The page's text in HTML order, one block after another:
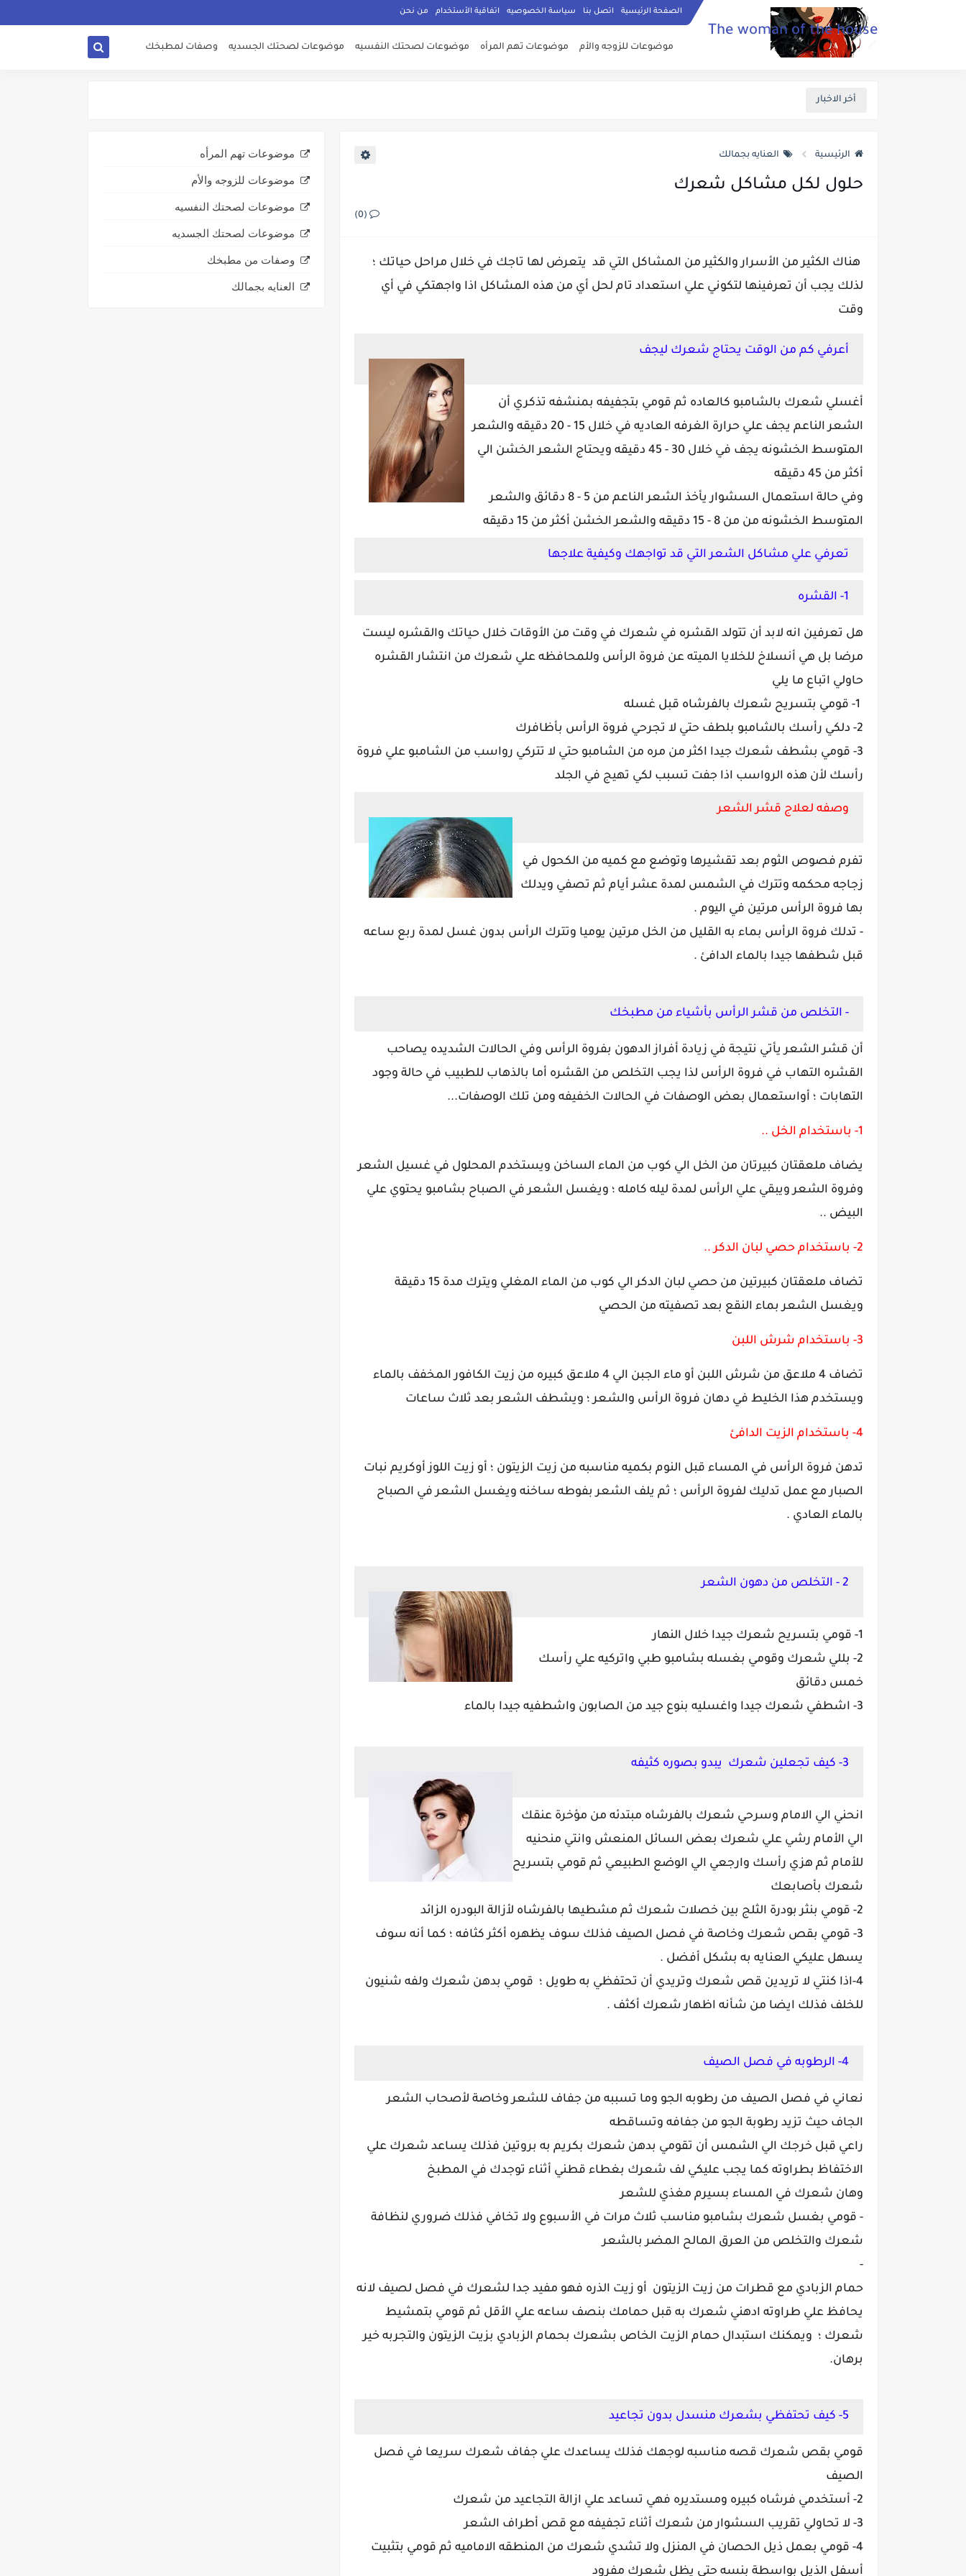
الصفحة الرئيسية اتصل بنا سياسة الخصوصيه اتفاقية الأستخدام من نحن
The woman of the house
موضوعات للزوجه والأم موضوعات تهم المرأه موضوعات لصحتك النفسيه موضوعات لصحتك الجسديه وصفات لمطبخك
أخر الاخبار
الرئيسية العنايه بجمالك
حلول لكل مشاكل شعرك
(0)
هناك الكثير من الأسرار والكثير من المشاكل التي قد يتعرض لها تاجك في خلال مراحل حياتك ؛
لذلك يجب أن تعرفينها لتكوني علي استعداد تام لحل أي من هذه المشاكل اذا واجهتكي في أي
وقت
أعرفي كم من الوقت يحتاج شعرك ليجف
أغسلي شعرك بالشامبو كالعاده ثم قومي بتجفيفه بمنشفه تذكري أن
الشعر الناعم يجف علي حرارة الغرفه العاديه في خلال 15 - 20 دقيقه والشعر
المتوسط الخشونه يجف في خلال 30 - 45 دقيقه ويحتاج الشعر الخشن الي
أكثر من 45 دقيقه
وفي حالة استعمال السشوار يأخذ الشعر الناعم من 5 - 8 دقائق والشعر
المتوسط الخشونه من من 8 - 15 دقيقه والشعر الخشن أكثر من 15 دقيقه
تعرفي علي مشاكل الشعر التي قد تواجهك وكيفية علاجها
1- القشره
هل تعرفين انه لابد أن تتولد القشره في شعرك في وقت من الأوقات خلال حياتك والقشره ليست
مرضا بل هي أنسلاخ للخلايا الميته عن فروة الرأس وللمحافظه علي شعرك من انتشار القشره
حاولي اتباع ما يلي
2- دلكي رأسك بالشامبو بلطف حتي لا تجرحي فروة الرأس بأظافرك
3- قومي بشطف شعرك جيدا اكثر من مره من الشامبو حتي لا تتركي رواسب من الشامبو علي فروة
رأسك لأن هذه الرواسب اذا جفت تسبب لكي تهيج في الجلد
وصفه لعلاج قشر الشعر
تفرم فصوص الثوم بعد تقشيرها وتوضع مع كميه من الكحول في
زجاجه محكمه وتترك في الشمس لمدة عشر أيام ثم تصفي ويدلك
بها فروة الرأس مرتين في اليوم .
- تدلك فروة الرأس بماء به القليل من الخل مرتين يوميا وتترك الرأس بدون غسل لمدة ربع ساعه
قبل شطفها جيدا بالماء الدافئ .
- التخلص من قشر الرأس بأشياء من مطبخك
أن قشر الشعر يأتي نتيجة في زيادة أفراز الدهون بفروة الرأس وفي الحالات الشديده يصاحب
القشره التهاب في فروة الرأس لذا يجب التخلص من القشره أما بالذهاب للطبيب في حالة وجود
التهابات ؛ أواستعمال بعض الوصفات في الحالات الخفيفه ومن تلك الوصفات...
1- باستخدام الخل ..
يضاف ملعقتان كبيرتان من الخل الي كوب من الماء الساخن ويستخدم المحلول في غسيل الشعر
وفروة الشعر ويبقي علي الرأس لمدة ليله كامله ؛ ويغسل الشعر في الصباح بشامبو يحتوي علي
البيض ..
2- باستخدام حصي لبان الدكر ..
تضاف ملعقتان كبيرتين من حصي لبان الدكر الي كوب من الماء المغلي ويترك مدة 15 دقيقة
ويغسل الشعر بماء النقع بعد تصفيته من الحصي
3- باستخدام شرش اللبن
تضاف 4 ملاعق من شرش اللبن أو ماء الجبن الي 4 ملاعق كبيره من زيت الكافور المخفف بالماء
ويستخدم هذا الخليط في دهان فروة الرأس والشعر ؛ ويشطف الشعر بعد ثلاث ساعات
4- باستخدام الزيت الدافئ
تدهن فروة الرأس في المساء قبل النوم بكميه مناسبه من زيت الزيتون ؛ أو زيت اللوز أوكريم نبات
الصبار مع عمل تدليك لفروة الرأس ؛ ثم يلف الشعر بفوطه ساخنه ويغسل الشعر في الصباح
بالماء العادي .
2 - التخلص من دهون الشعر
1- قومي بتسريح شعرك جيدا خلال النهار
2- بللي شعرك وقومي بغسله بشامبو طبي واتركيه علي رأسك
خمس دقائق
3- اشطفي شعرك جيدا واغسليه بنوع جيد من الصابون واشطفيه جيدا بالماء
3- كيف تجعلين شعرك يبدو بصوره كثيفه
انحني الي الامام وسرحي شعرك بالفرشاه مبتدئه من مؤخرة عنقك
الي الأمام رشي علي شعرك بعض السائل المنعش وانتي منحنيه
للأمام ثم هزي رأسك وارجعي الي الوضع الطبيعي ثم قومي بتسريح
شعرك بأصابعك
2- قومي بنثر بودرة الثلج بين خصلات شعرك ثم مشطيها بالفرشاه لأزالة البودره الزائد
3- قومي بقص شعرك وخاصة في فصل الصيف فذلك سوف يظهره أكثر كثافه ؛ كما أنه سوف
يسهل عليكي العنايه به بشكل أفضل .
4-اذا كنتي لا تريدين قص شعرك وتريدي أن تحتفظي به طويل ؛ قومي بدهن شعرك ولفه شنيون
للخلف فذلك ايضا من شأنه اظهار شعرك أكثف .
4- الرطوبه في فصل الصيف
نعاني في فصل الصيف من رطوبه الجو وما تسببه من جفاف للشعر وخاصة لأصحاب الشعر
الجاف حيث تزيد رطوبة الجو من جفافه وتساقطه
راعي قبل خرجك الي الشمس أن تقومي بدهن شعرك بكريم به بروتين فذلك يساعد شعرك علي
الاختفاظ بطراوته كما يجب عليكي لف شعرك بغطاء قطني أثناء توجدك في المطبخ
وهان شعرك في المساء بسيرم مغذي للشعر
- قومي بغسل شعرك بشامبو مناسب ثلاث مرات في الأسبوع ولا تخافي فذلك ضروري لنظافة
شعرك والتخلص من العرق المالح المضر بالشعر
-
حمام الزبادي مع قطرات من زيت الزيتون أو زيت الذره فهو مفيد جدا لشعرك في فصل لصيف لانه
يحافظ علي طراوته ادهني شعرك به قبل حمامك بنصف ساعه علي الأقل ثم قومي بتمشيط
شعرك ؛ ويمكنك استبدال حمام الزيت الخاص بشعرك بحمام الزبادي بزيت الزيتون والتجربه خير
برهان.
5- كيف تحتفظي بشعرك منسدل بدون تجاعيد
قومي بقص شعرك قصه مناسبه لوجهك فذلك يساعدك علي جفاف شعرك سريعا في فصل
الصيف
2- أستخدمي فرشاه كبيره ومستديره فهي تساعد علي ازالة التجاعيد من شعرك
3- لا تحاولي تقريب السشوار من شعرك أثناء تجفيفه مع قص أطراف الشعر
4- قومي بعمل ذيل الحصان في المنزل ولا تشدي شعرك من المنطقه الاماميه ثم قومي بتثبيت
أسفل الذيل بواسطة بنسه حتي يظل شعرك مفرود
موضوعات تهم المرأه
موضوعات للزوجه والأم
موضوعات لصحتك النفسيه
موضوعات لصحتك الجسديه
وصفات من مطبخك
العنايه بجمالك